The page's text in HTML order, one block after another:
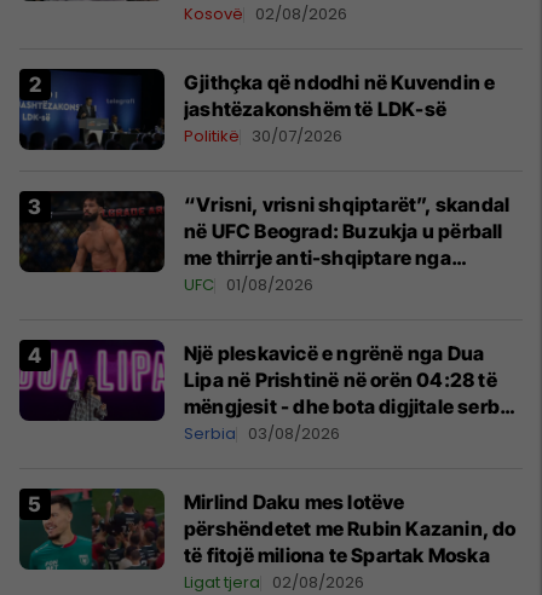
Kosovë 02/08/2026
Gjithçka që ndodhi në Kuvendin e
jashtëzakonshëm të LDK-së
Politikë 30/07/2026
“Vrisni, vrisni shqiptarët”, skandal
në UFC Beograd: Buzukja u përball
me thirrje anti-shqiptare nga
tribunat
UFC 01/08/2026
Një pleskavicë e ngrënë nga Dua
Lipa në Prishtinë në orën 04:28 të
mëngjesit - dhe bota digjitale serbe
shpall gjendjen e luftës
Serbia 03/08/2026
Mirlind Daku mes lotëve
përshëndetet me Rubin Kazanin, do
të fitojë miliona te Spartak Moska
Ligat tjera 02/08/2026